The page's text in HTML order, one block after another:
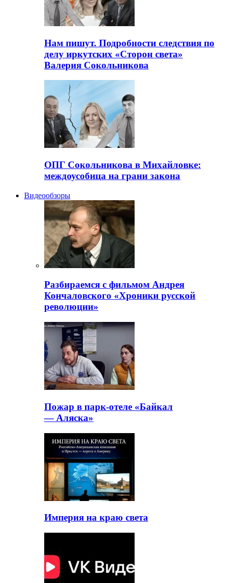
Нам пишут. Подробности следствия по
делу иркутских «Сторон света»
Валерия Сокольникова
ОПГ Сокольникова в Михайловке:
междоусобица на грани закона
Видеообзоры
Разбираемся с фильмом Андрея
Кончаловского «Хроники русской
революции»
Пожар в парк-отеле «Байкал
— Аляска»
Империя на краю света